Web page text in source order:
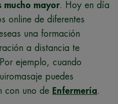
mucho mayor. Hoy en día
online de diferentes
una formación
a distancia te
ejemplo, cuando
puedes
con uno de Enfermería.